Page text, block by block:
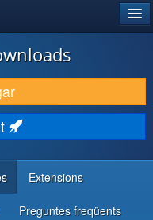
Extensions
Preguntes freqüents